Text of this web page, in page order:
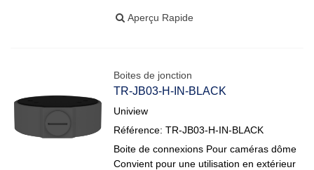
Aperçu Rapide
Boites de jonction
TR-JB03-H-IN-BLACK
Uniview
Référence: TR-JB03-H-IN-BLACK
Boite de connexions Pour caméras dôme
Convient pour une utilisation en extérieur